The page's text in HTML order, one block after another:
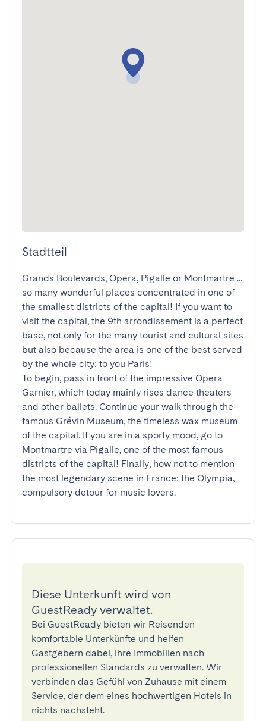
Stadtteil
Grands Boulevards, Opera, Pigalle or Montmartre ...
so many wonderful places concentrated in one of
the smallest districts of the capital! If you want to
visit the capital, the 9th arrondissement is a perfect
base, not only for the many tourist and cultural sites
but also because the area is one of the best served
by the whole city: to you Paris!
To begin, pass in front of the impressive Opera
Garnier, which today mainly rises dance theaters
and other ballets. Continue your walk through the
famous Grévin Museum, the timeless wax museum
of the capital. If you are in a sporty mood, go to
Montmartre via Pigalle, one of the most famous
districts of the capital! Finally, how not to mention
the most legendary scene in France: the Olympia,
compulsory detour for music lovers.
Diese Unterkunft wird von
GuestReady verwaltet.
Bei GuestReady bieten wir Reisenden
komfortable Unterkünfte und helfen
Gastgebern dabei, ihre Immobilien nach
professionellen Standards zu verwalten. Wir
verbinden das Gefühl von Zuhause mit einem
Service, der dem eines hochwertigen Hotels in
nichts nachsteht.